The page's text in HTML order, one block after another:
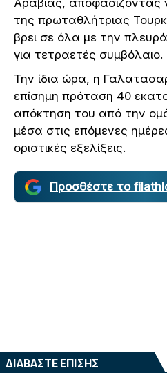
Αραβίας, αποφασίζοντας
της πρωταθλήτριας
βρει σε όλα με την
για τετραετές συμβόλαιο.
Την ίδια ώρα, η
επίσημη πρόταση 40
απόκτηση του από την
μέσα στις επόμενες
οριστικές εξελίξεις.
Προσθέστε το
ΔΙΑΒΑΣΤΕ ΕΠΙΣΗΣ